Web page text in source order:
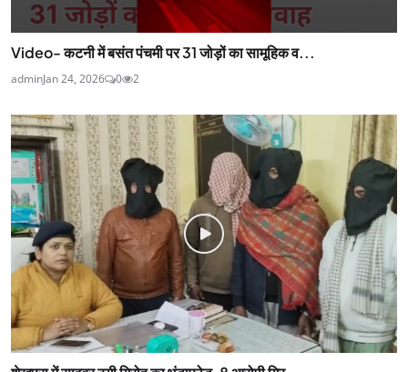
Video- कटनी में बसंत पंचमी पर 31 जोड़ों का सामूहिक व...
adminJan 24, 2026 0 2